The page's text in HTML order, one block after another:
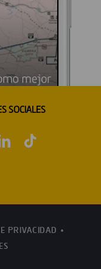
SOCIALES
PRIVACIDAD